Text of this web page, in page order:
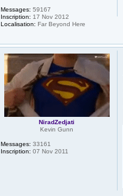
Messages: 59167
Inscription: 17 Nov 2012
Localisation: Far Beyond Here
NiradZedjati
Kevin Gunn
Messages: 33161
Inscription: 07 Nov 2011